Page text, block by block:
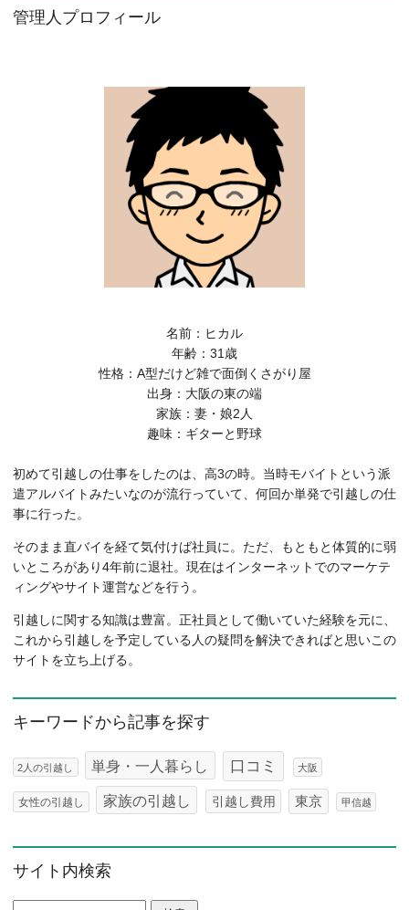
管理人プロフィール
名前：ヒカル
年齢：31歳
性格：A型だけど雑で面倒くさがり屋
出身：大阪の東の端
家族：妻・娘2人
趣味：ギターと野球
初めて引越しの仕事をしたのは、高3の時。当時モバイトという派
遣アルバイトみたいなのが流行っていて、何回か単発で引越しの仕
事に行った。
そのまま直バイを経て気付けば社員に。ただ、もともと体質的に弱
いところがあり4年前に退社。現在はインターネットでのマーケテ
ィングやサイト運営などを行う。
引越しに関する知識は豊富。正社員として働いていた経験を元に、
これから引越しを予定している人の疑問を解決できればと思いこの
サイトを立ち上げる。
キーワードから記事を探す
2人の引越し 単身・一人暮らし 口コミ 大阪
女性の引越し 家族の引越し 引越し費用 東京 甲信越
サイト内検索